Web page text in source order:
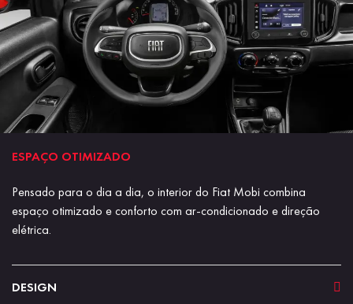
ESPAÇO OTIMIZADO
Pensado para o dia a dia, o interior do Fiat Mobi combina
espaço otimizado e conforto com ar-condicionado e direção
elétrica.
DESIGN